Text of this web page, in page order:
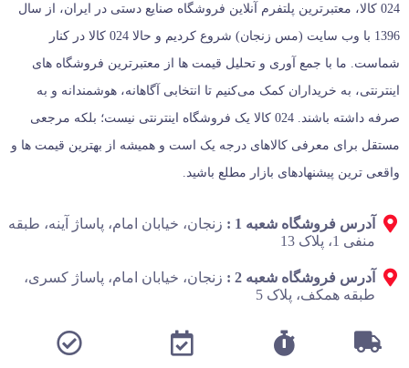
024 کالا، معتبرترین پلتفرم آنلاین فروشگاه صنایع دستی در ایران، از سال
1396 با وب سایت (مس زنجان) شروع کردیم و حالا 024 کالا در کنار
شماست. ما با جمع‌ آوری و تحلیل قیمت‌ ها از معتبرترین فروشگاه‌ های
اینترنتی، به خریداران کمک می‌کنیم تا انتخابی آگاهانه، هوشمندانه و به‌
صرفه داشته باشند. 024 کالا یک فروشگاه اینترنتی نیست؛ بلکه مرجعی
مستقل برای معرفی کالاهای درجه یک است و همیشه از بهترین قیمت‌ ها و
واقعی‌ ترین پیشنهادهای بازار مطلع باشید.
آدرس فروشگاه شعبه 1 :
زنجان، خیابان امام، پاساژ آینه، طبقه
منفی 1، پلاک 13
آدرس فروشگاه شعبه 2 :
زنجان، خیابان امام، پاساژ کسری،
طبقه همکف، پلاک 5